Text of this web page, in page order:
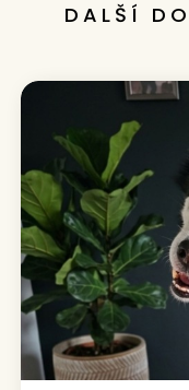
DALŠÍ